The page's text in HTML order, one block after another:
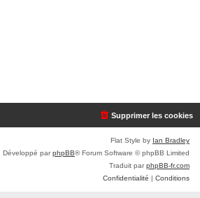
Supprimer les cookies
Flat Style by Ian Bradley
Développé parphpBB® Forum Software © phpBB Limited
Traduit parphpBB-fr.com
Confidentialité | Conditions